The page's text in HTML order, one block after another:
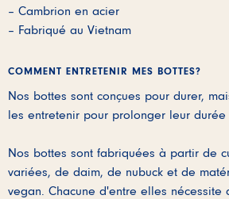
– Cambrion en acier
– Fabriqué au Vietnam
COMMENT ENTRETENIR MES BOTTES?
Nos bottes sont conçues pour durer,
les entretenir pour prolonger leur
Nos bottes sont fabriquées à partir de
variées, de daim, de nubuck et de
vegan. Chacune d'entre elles nécessite